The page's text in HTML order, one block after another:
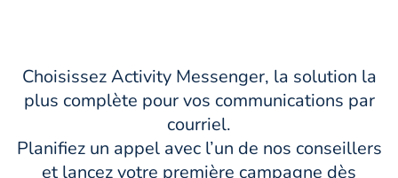
Choisissez Activity Messenger, la solution la
plus complète pour vos communications par
courriel.
Planifiez un appel avec l’un de nos conseillers
et lancez votre première campagne dès